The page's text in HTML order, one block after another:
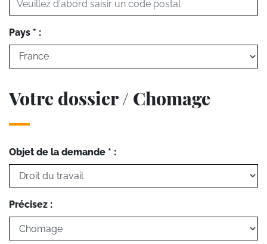
Pays * :
Votre dossier / Chomage
Objet de la demande * :
Précisez :